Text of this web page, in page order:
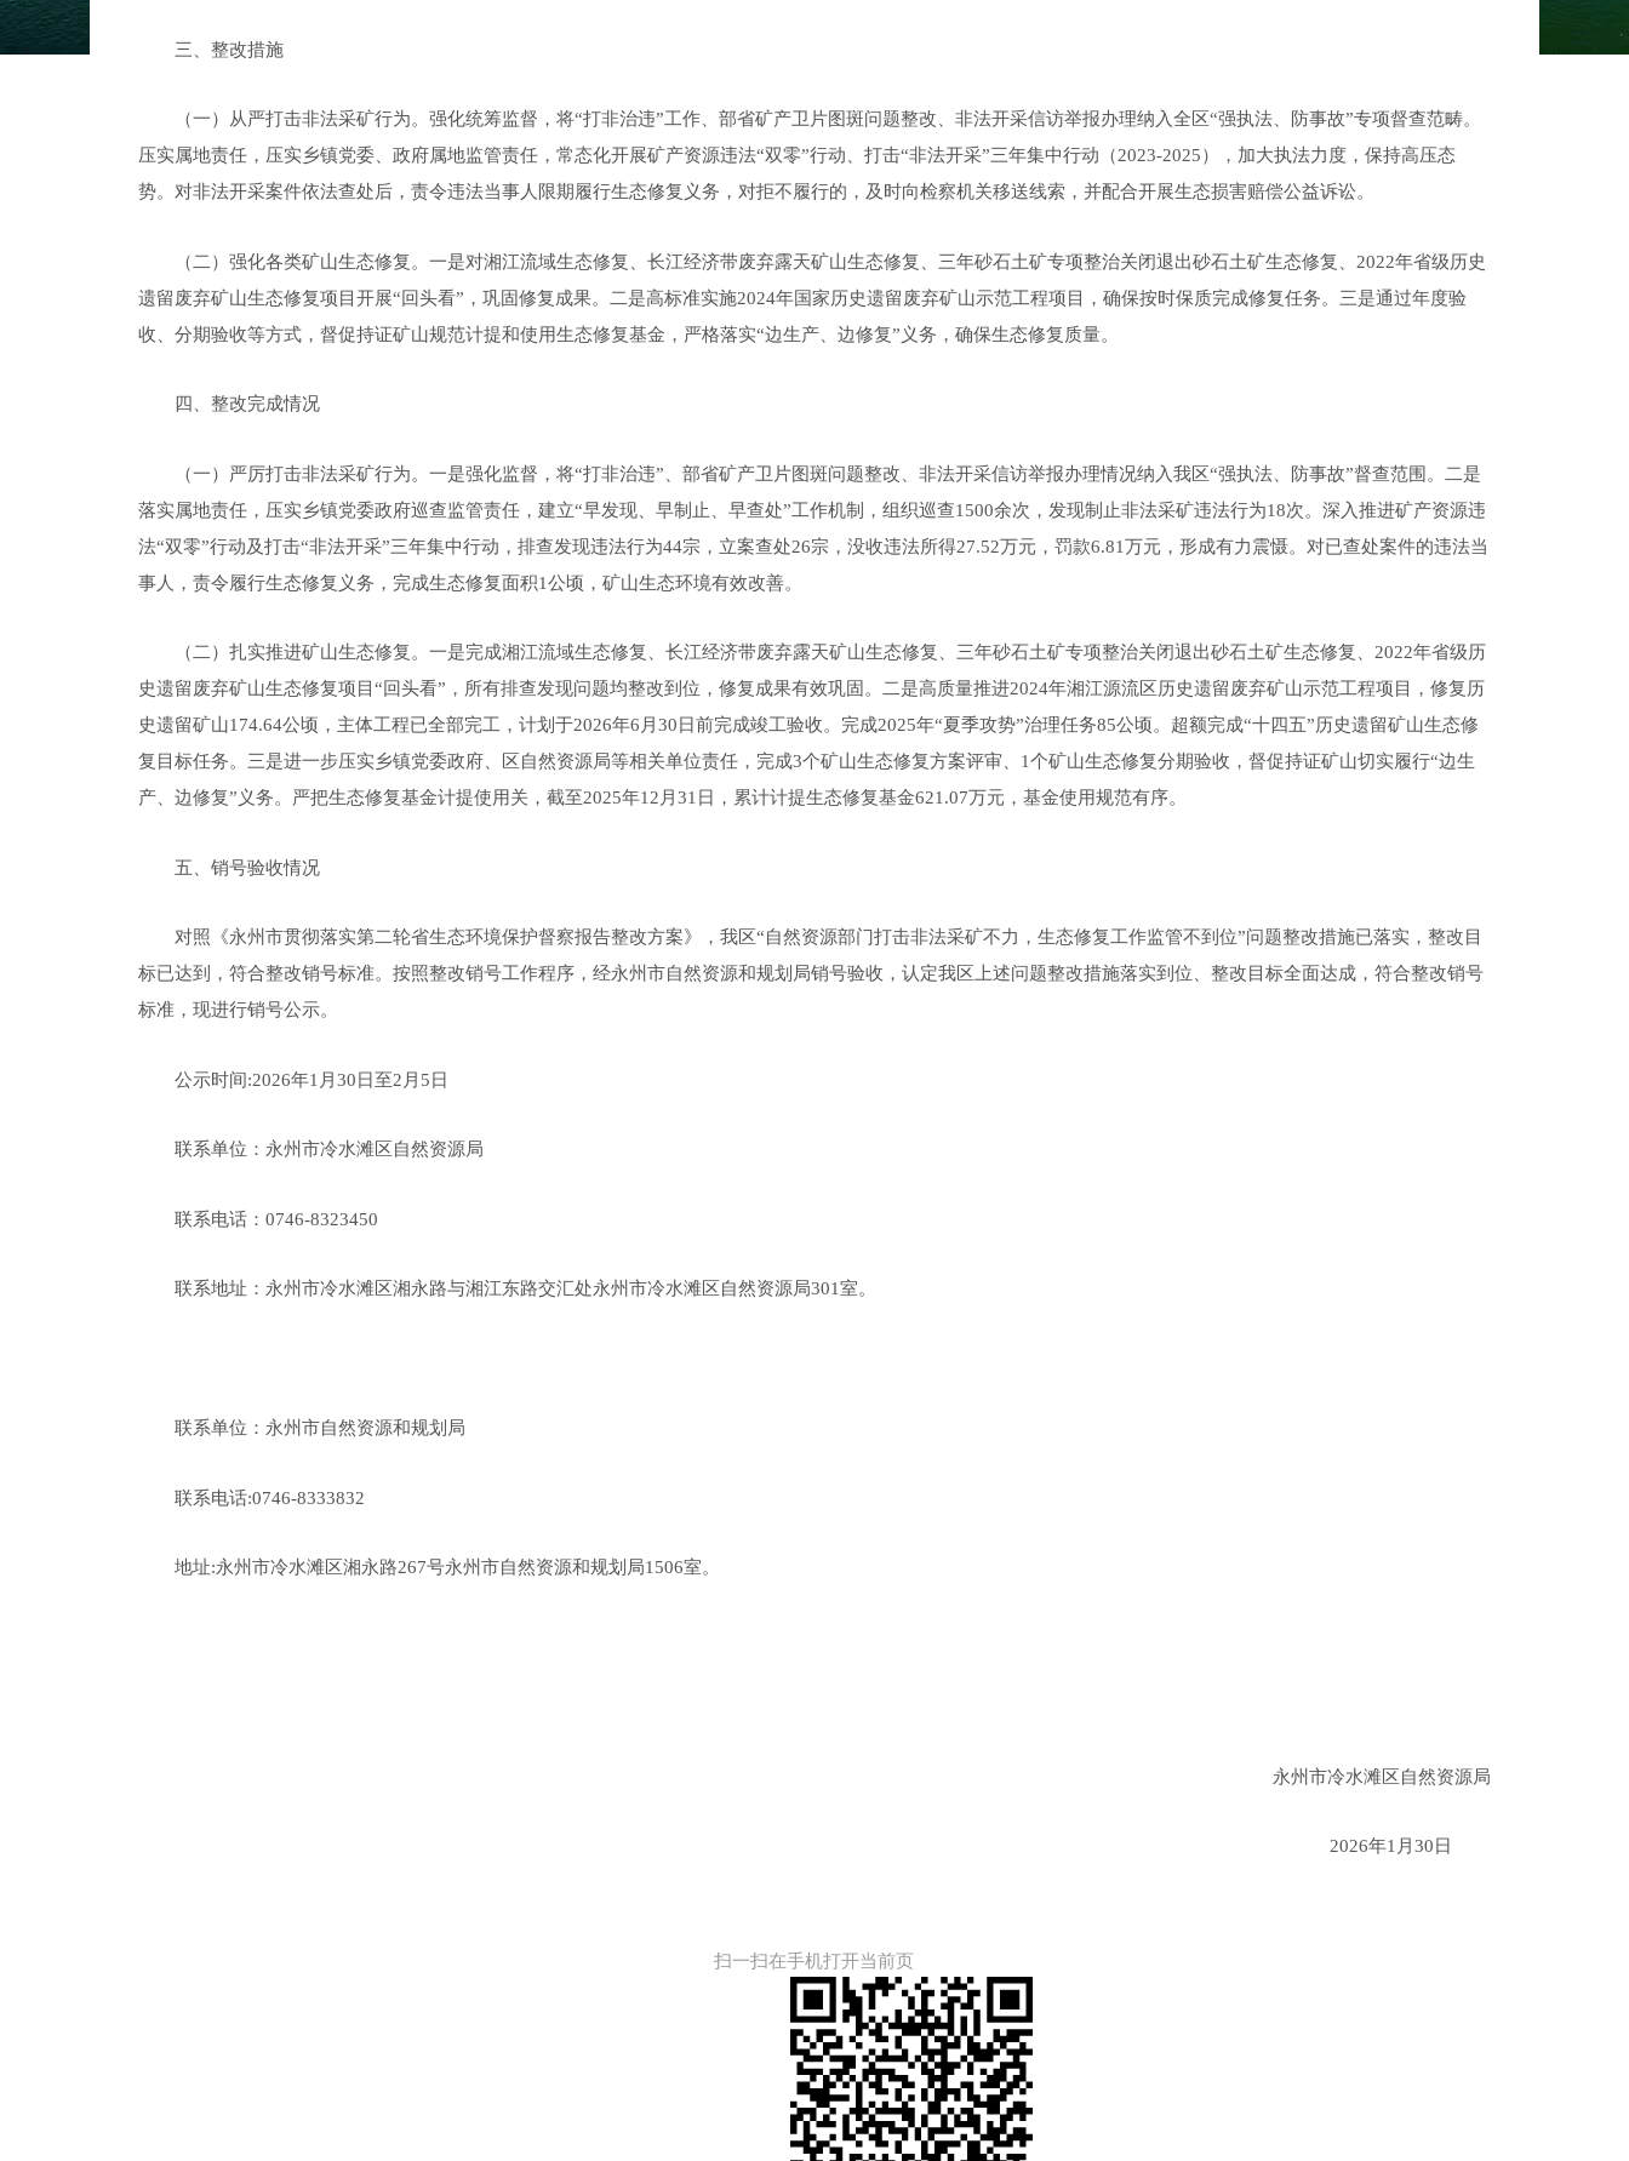
三、整改措施
（一） 从严打击非法采矿行为。强化统筹监督 ，将“打非治违”工作、部省矿产卫片图斑问题整改、非法开采信访举报办理纳入全区“强执法、防事故”专项督查范畴。
压实属地责任，压实乡镇党委、政府属地监管责任，常态化开展矿产资源违法“双零”行动、打击“非法开采”三年集中行动（2023-2025），加大执法力度，保持高压态
势。 对非法开采案件依法查处后，责令违法当事人限期履行生态修复义务，对拒不履行的，及时向检察机关移送线索，并配合开展生态损害赔偿公益诉讼。
（二）强化各类矿山生态修复。一是对湘江流域生态修复、长江经济带废弃露天矿山生态修复、三年砂石土矿专项整治关闭退出砂石土矿生态修复、 2022年省级历史
遗留废弃矿山生态修复项目开展“回头看” ，巩固修复成果。 二是高标准实施2024年国家历史遗留废弃矿山示范工程项目，确保按时保质完成修复任务。 三是通过年度验
收、分期验收等方式，督促持证矿山规范计提和使用生态修复基金，严格落实“边生产、边修复”义务，确保生态修复质量。
四 、整改完成情况
（一）严厉打击非法采矿行为。一是强化监督，将“打非治违”、部省矿产卫片图斑问题整改、非法开采信访举报办理情况纳入我区“强执法、防事故”督查范围。二是
落实属地责任，压实乡镇党委政府巡查监管责任，建立“早发现、早制止、早查处”工作机制 ，组织巡查1500余次，发现制止非法采矿违法行为18次。深入推进矿产资源违
法“双零”行动及打击“非法开采”三年集中行动，排查发现违法行为44宗，立案查处26宗，没收违法所得27.52万元，罚款6.81万元，形成有力震慑。 对已查处案件的违法当
事人，责令履行生态修复义务，完成生态修复面积1公顷，矿山生态环境有效改善。
（二）扎实推进矿山生态修复。一是完成湘江流域生态修复、长江经济带废弃露天矿山生态修复、三年砂石土矿专项整治关闭退出砂石土矿生态修复、 2022年省级历
史遗留废弃矿山生态修复项目“回头看”，所有排查发现问题均整改到位，修复成果有效巩固 。 二是高质量推进2024年湘江源流区历史遗留废弃矿山示范工程项目，修复历
史遗留矿山174.64公顷，主体工程已全部完工，计划于2026年6月30日前完成竣工验收。完成2025年“夏季攻势”治理任务85公顷。超额完成“十四五”历史遗留矿山生态修
复目标任务。 三是进一步压实乡镇党委政府 区自然资源局等相关单位责任，完成3个矿山生态修复方案评审、1个矿山生态修复分期验收，督促持证矿山切实履行“边生
产、边修复”义务。严把生态修复基金计提使用关，截至2025年12月31日，累计计提生态修复基金621.07万元，基金使用规范有序。
五 、销号验收情况
对照《永州市贯彻落实第二轮省生态环境保护督察报告整改方案》，我区“自然资源部门打击非法采矿不力，生态修复工作监管不到位”问题整改措施已落实，整改目
标已达到，符合整改销号标准。按照整改销号工作程序，经永州市自然资源和规划局销号验收，认定我区上述问题整改措施落实到位、整改目标全面达成，符合整改销号
标准，现进行销号公示。
公示时间:2026年1月30日至2月5日
联系单位：永州市冷水滩区自然资源局
联系电话：0746-8323450
联系地址：永州市冷水滩区湘永路与湘江东路交汇处永州市冷水滩区自然资源局301室。
联系单位：永州市自然资源和规划局
联系电话:0746-8333832
地址:永州市冷水滩区湘永路267号永州市自然资源和规划局1506室。
永州市冷水滩区自然资源局
2026年1月 30 日
扫一扫在手机打开当前页